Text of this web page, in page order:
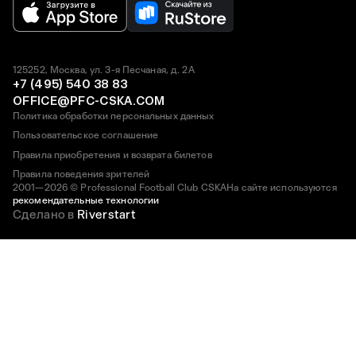
2001—2026 © Professional Football Club CSKAНа сайте используются
рекомендательные технологии
125252, Москва, ул. 3-я Песчаная, д. 2А
+7 (495) 540 38 83
OFFICE@PFC-CSKA.COM
Политика обработки персональных данных
Пользовательское соглашение
Правила приобретения и возврата билетов
Правила поведения зрителей
Сделано в Riverstart